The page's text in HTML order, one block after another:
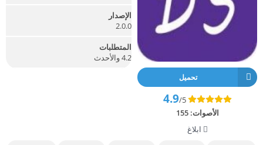
تحميل
4.9/5
الأصوات:155
ابلاغ
الإصدار
2.0.0
المتطلبات
4.2 والأحدث